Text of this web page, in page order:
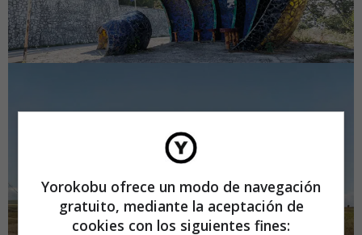
Yorokobu ofrece un modo de navegación
gratuito, mediante la aceptación de
cookies con los siguientes fines: